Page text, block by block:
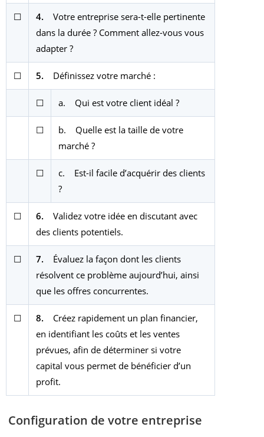
☐ 4. Votre entreprise sera-t-elle pertinente
dans la durée ? Comment allez-vous vous
adapter ?
☐ 5. Définissez votre marché :
☐ a. Qui est votre client idéal ?
☐
b. Quelle est la taille de votre
marché ?
☐
c. Est-il facile d’acquérir des clients
?
☐ 6. Validez votre idée en discutant avec
des clients potentiels.
☐ 7. Évaluez la façon dont les clients
résolvent ce problème aujourd’hui, ainsi
que les offres concurrentes.
☐ 8. Créez rapidement un plan financier,
en identifiant les coûts et les ventes
prévues, afin de déterminer si votre
capital vous permet de bénéficier d’un
profit.
Configuration de votre entreprise